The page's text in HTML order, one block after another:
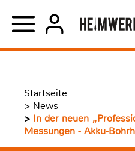
Startseite
> News
> In der neuen
Messungen - Akku-